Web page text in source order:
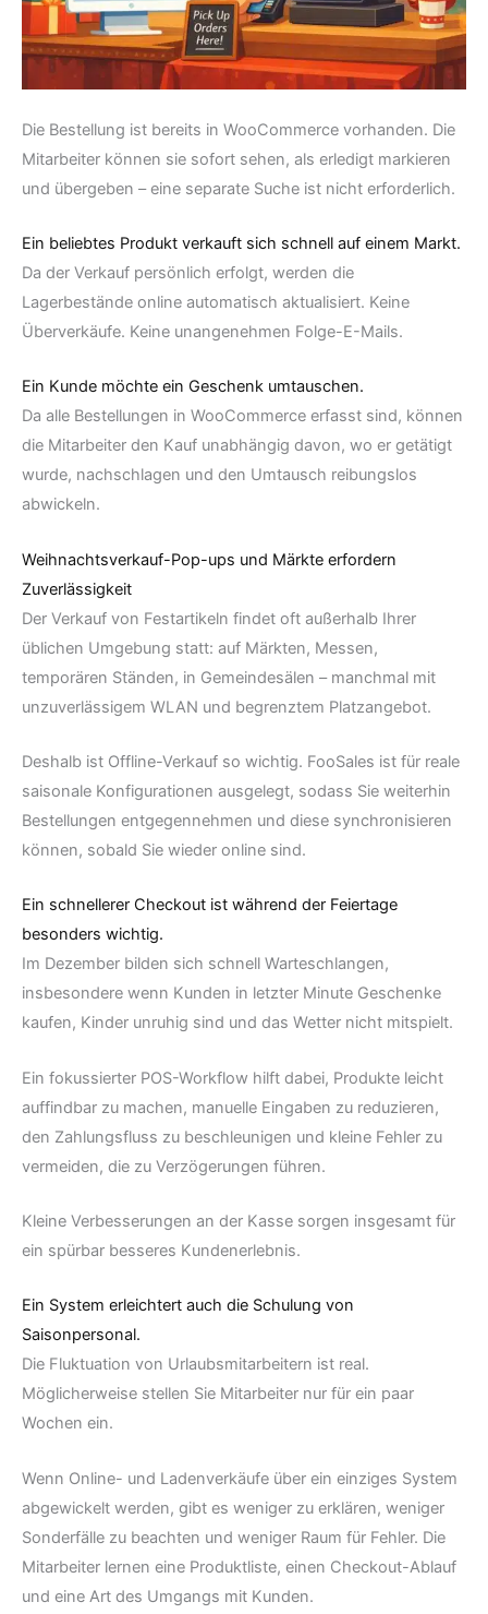
Die Bestellung ist bereits in WooCommerce vorhanden. Die
Mitarbeiter können sie sofort sehen, als erledigt markieren
und übergeben – eine separate Suche ist nicht erforderlich.
Ein beliebtes Produkt verkauft sich schnell auf einem Markt.
Da der Verkauf persönlich erfolgt, werden die
Lagerbestände online automatisch aktualisiert. Keine
Überverkäufe. Keine unangenehmen Folge-E-Mails.
Ein Kunde möchte ein Geschenk umtauschen.
Da alle Bestellungen in WooCommerce erfasst sind, können
die Mitarbeiter den Kauf unabhängig davon, wo er getätigt
wurde, nachschlagen und den Umtausch reibungslos
abwickeln.
Weihnachtsverkauf-Pop-ups und Märkte erfordern
Zuverlässigkeit
Der Verkauf von Festartikeln findet oft außerhalb Ihrer
üblichen Umgebung statt: auf Märkten, Messen,
temporären Ständen, in Gemeindesälen – manchmal mit
unzuverlässigem WLAN und begrenztem Platzangebot.
Deshalb ist Offline-Verkauf so wichtig. FooSales ist für reale
saisonale Konfigurationen ausgelegt, sodass Sie weiterhin
Bestellungen entgegennehmen und diese synchronisieren
können, sobald Sie wieder online sind.
Ein schnellerer Checkout ist während der Feiertage
besonders wichtig.
Im Dezember bilden sich schnell Warteschlangen,
insbesondere wenn Kunden in letzter Minute Geschenke
kaufen, Kinder unruhig sind und das Wetter nicht mitspielt.
Ein fokussierter POS-Workflow hilft dabei, Produkte leicht
auffindbar zu machen, manuelle Eingaben zu reduzieren,
den Zahlungsfluss zu beschleunigen und kleine Fehler zu
vermeiden, die zu Verzögerungen führen.
Kleine Verbesserungen an der Kasse sorgen insgesamt für
ein spürbar besseres Kundenerlebnis.
Ein System erleichtert auch die Schulung von
Saisonpersonal.
Die Fluktuation von Urlaubsmitarbeitern ist real.
Möglicherweise stellen Sie Mitarbeiter nur für ein paar
Wochen ein.
Wenn Online- und Ladenverkäufe über ein einziges System
abgewickelt werden, gibt es weniger zu erklären, weniger
Sonderfälle zu beachten und weniger Raum für Fehler. Die
Mitarbeiter lernen eine Produktliste, einen Checkout-Ablauf
und eine Art des Umgangs mit Kunden.